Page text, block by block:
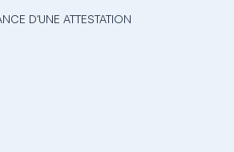
D'UNE ATTESTATION